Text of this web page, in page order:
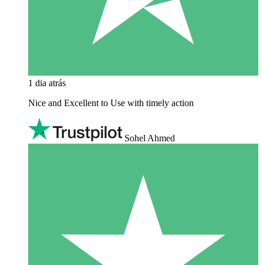
1 dia atrás
Nice and Excellent to Use with timely action
Sohel Ahmed